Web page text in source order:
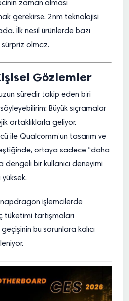
zaman alması
gerekirse, 2nm teknolojisi
İlk nesil ürünlerde bazı
sürpriz olmaz.
Gözlemler
süredir takip eden biri
Büyük sıçramalar
ortaklıklarla geliyor.
ile Qualcomm’un tasarım ve
ortaya sadece “daha
dengeli bir kullanıcı deneyimi
işlemcilerde
tüketimi tartışmaları
bu sorunlara kalıcı